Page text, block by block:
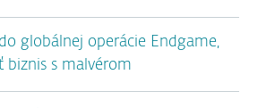
globálnej operácie Endgame,
biznis s malvérom